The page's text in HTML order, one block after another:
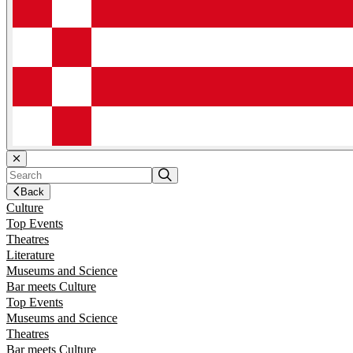
Back
Culture
Top Events
Theatres
Literature
Museums and Science
Bar meets Culture
Top Events
Museums and Science
Theatres
Bar meets Culture